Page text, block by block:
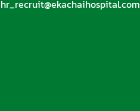
hr_recruit@ekachaihospital.com